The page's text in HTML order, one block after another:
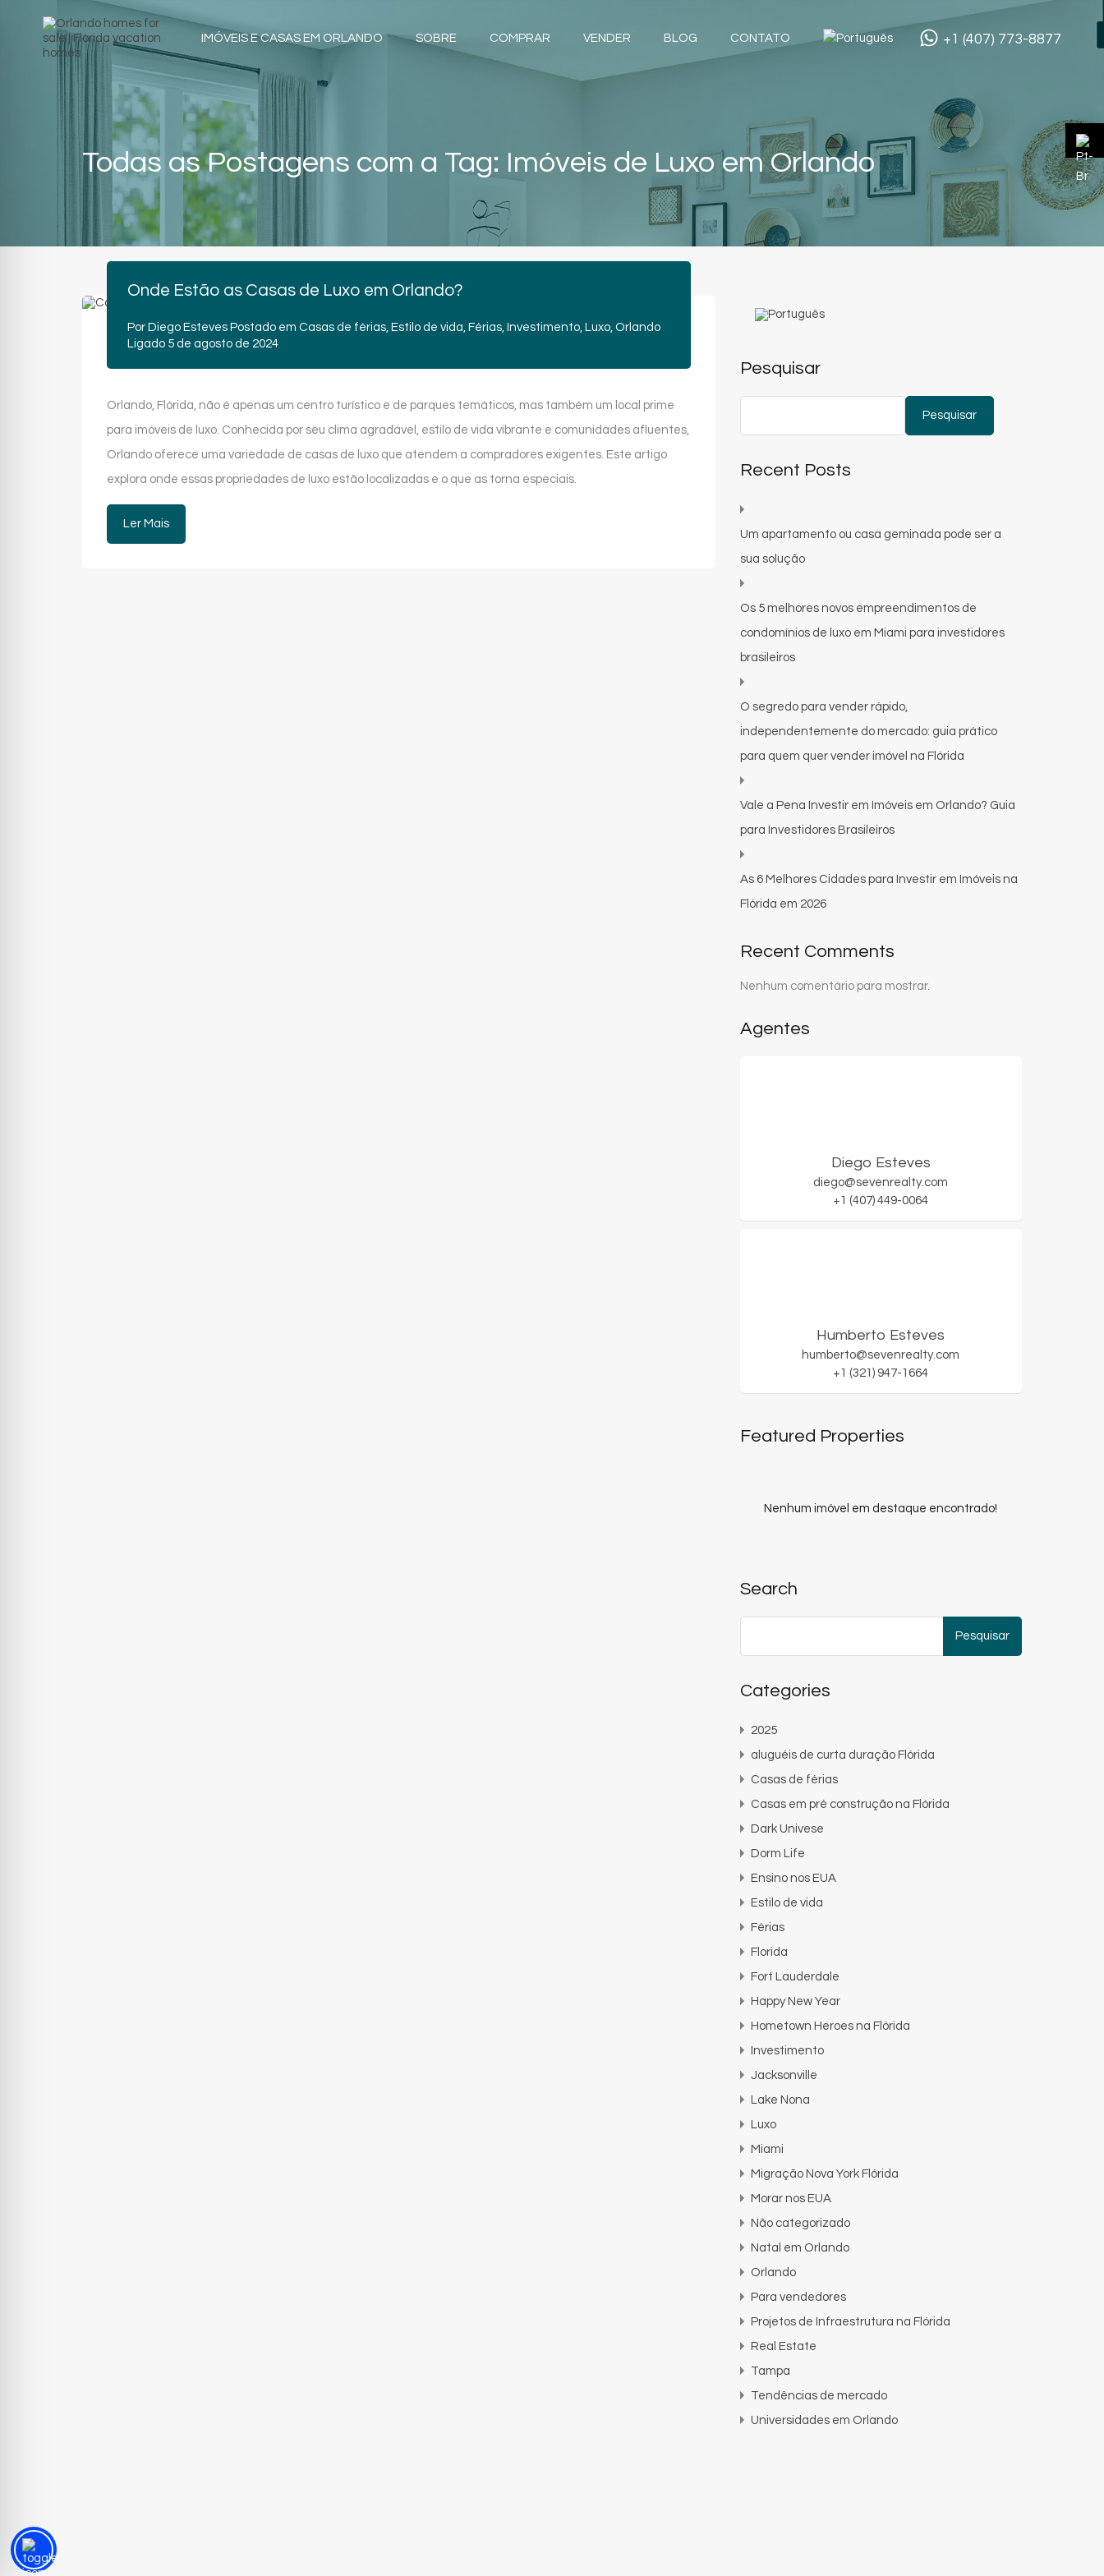
IMÓVEIS E CASAS EM ORLANDO SOBRE COMPRAR VENDER BLOG CONTATO +1 (407) 773-8877
Todas as Postagens com a Tag: Imóveis de Luxo em Orlando
Onde Estão as Casas de Luxo em Orlando?
Por Diego Esteves Postado em Casas de férias, Estilo de vida, Férias, Investimento, Luxo, Orlando
Ligado 5 de agosto de 2024
Orlando, Flórida, não é apenas um centro turístico e de parques temáticos, mas também um local prime
para imóveis de luxo. Conhecida por seu clima agradável, estilo de vida vibrante e comunidades afluentes,
Orlando oferece uma variedade de casas de luxo que atendem a compradores exigentes. Este artigo
explora onde essas propriedades de luxo estão localizadas e o que as torna especiais.
Ler Mais
Pesquisar
Pesquisar
Recent Posts
Um apartamento ou casa geminada pode ser a
sua solução
Os 5 melhores novos empreendimentos de
condomínios de luxo em Miami para investidores
brasileiros
O segredo para vender rápido,
independentemente do mercado: guia prático
para quem quer vender imóvel na Flórida
Vale a Pena Investir em Imóveis em Orlando? Guia
para Investidores Brasileiros
As 6 Melhores Cidades para Investir em Imóveis na
Flórida em 2026
Recent Comments
Nenhum comentário para mostrar.
Agentes
Diego Esteves
diego@sevenrealty.com
+1 (407) 449-0064
Humberto Esteves
humberto@sevenrealty.com
+1 (321) 947-1664
Featured Properties
Nenhum imóvel em destaque encontrado!
Search
por:
Categories
2025
aluguéis de curta duração Flórida
Casas de férias
Casas em pré construção na Flórida
Dark Univese
Dorm Life
Ensino nos EUA
Estilo de vida
Férias
Florida
Fort Lauderdale
Happy New Year
Hometown Heroes na Flórida
Investimento
Jacksonville
Lake Nona
Luxo
Miami
Migração Nova York Flórida
Morar nos EUA
Não categorizado
Natal em Orlando
Orlando
Para vendedores
Projetos de Infraestrutura na Flórida
Real Estate
Tampa
Tendências de mercado
Universidades em Orlando